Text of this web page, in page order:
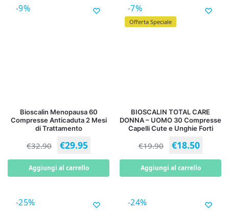
-9%
Bioscalin Menopausa 60
Compresse Anticaduta 2 Mesi
di Trattamento
€32.90 €29.95
Aggiungi al carrello
-7%
Offerta Speciale
BIOSCALIN TOTAL CARE
DONNA – UOMO 30 Compresse
Capelli Cute e Unghie Forti
€19.90 €18.50
Aggiungi al carrello
-25% -24%